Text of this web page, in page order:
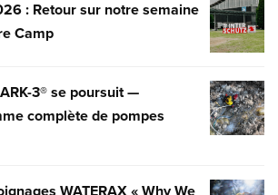
2026
:
RETOUR
SUR
NOTRE
AU
: Retour sur notre semaine
Camp
DE
LA
3®
3® se poursuit —
complète de pompes